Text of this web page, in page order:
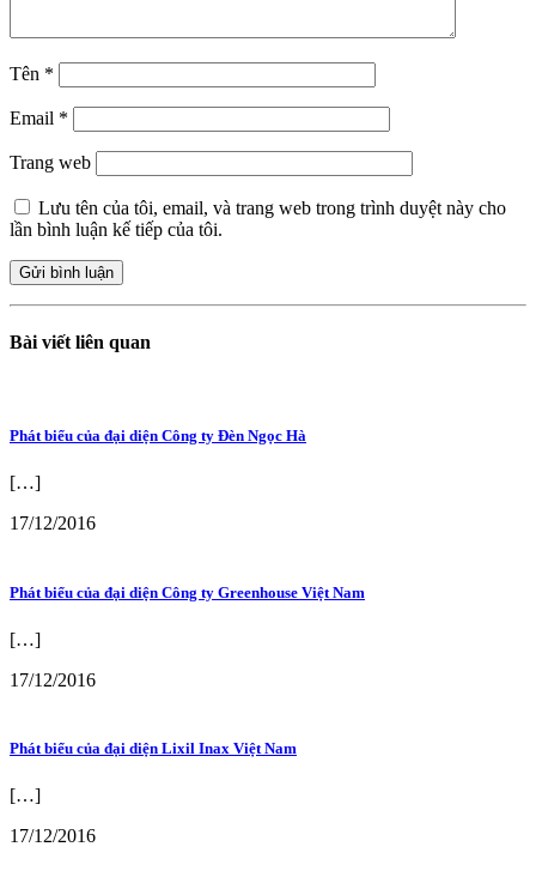
Tên *
Email *
Trang web
Lưu tên của tôi, email, và trang web trong trình duyệt này cho
lần bình luận kế tiếp của tôi.
Bài viết liên quan
Phát biểu của đại diện Công ty Đèn Ngọc Hà
[…]
17/12/2016
Phát biểu của đại diện Công ty Greenhouse Việt Nam
[…]
17/12/2016
Phát biểu của đại diện Lixil Inax Việt Nam
[…]
17/12/2016